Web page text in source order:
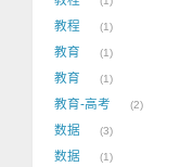
教程 1
教育 1
教育 1
教育-高考 2
数据 3
数据 1